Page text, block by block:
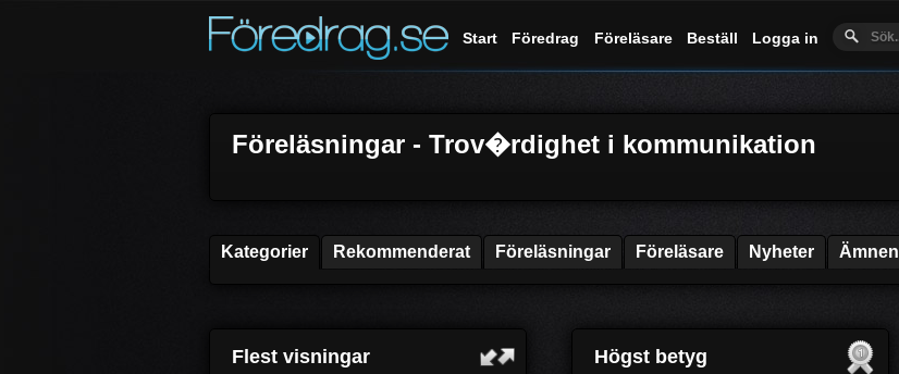
Start Föredrag Föreläsare Beställ Logga in
Föreläsningar - Trov�rdighet i kommunikation
Kategorier Rekommenderat Föreläsningar Föreläsare Nyheter Ämnen
Flest visningar Högst betyg